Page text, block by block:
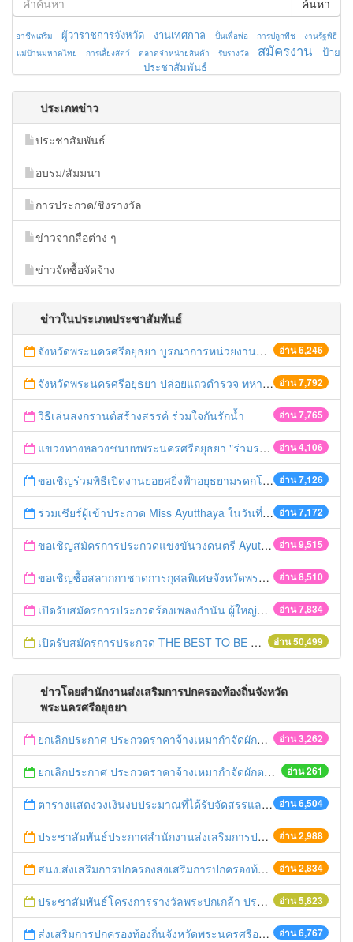
ค้นหา
อาชีพเสริม ผู้ว่าราชการจังหวัด งานเทศกาล ปั่นเพื่อพ่อ การปลูกพืช
งานรัฐพิธี
แม่บ้านมหาดไทย
การเลี้ยงสัตว์ ตลาดจำหน่ายสินค้า รับรางวัล สมัครงาน
ป้าย
ประชาสัมพันธ์
ประเภทข่าว
ประชาสัมพันธ์
อบรม/สัมมนา
การประกวด/ชิงรางวัล
ข่าวจากสือต่าง ๆ
ข่าวจัดซื้อจัดจ้าง
ข่าวในประเภทประชาสัมพันธ์
อ่าน 6,246
จังหวัดพระนครศรีอยุธยา บูรณาการหน่วยงานที่เกี่ยวข้อง ลงพื้นที่จัดระเบียบและดำเนินมาตรการตามบทลงโทษสูงสุดกับผู้ประกอบการร้านค้าที่ยังฝ่าฝืนตั้งร้านค้ารุกล้ำเขตพื้นที่ทางหลวง เตรียมความปลอดภัยก่อนเทศกาลสงกรานต์
อ่าน 7,792
จังหวัดพระนครศรีอยุธยา ปล่อยแถวตำรวจ ทหาร ฝ่ายปกครอง กว่า 100 นาย ตรวจเข้มท่ารถสาธารณะ สถานีขนส่งรถโดยสาร วินรถตู้ และสถานีรถไฟ เตรียมรับมือเทศกาลสงกรานต์
อ่าน 7,765
วิธีเล่นสงกรานต์สร้างสรรค์ ร่วมใจกันรักน้ำ
อ่าน 4,106
แขวงทางหลวงชนบทพระนครศรีอยุธยา "ร่วมรณรงค์ ขับช้า เปิดไฟหน้า คาดเข็มขัด" เทศกาลสงกรานต์ ปี 2561
อ่าน 7,126
ขอเชิญร่วมพิธีเปิดงานยอยศยิ่งฟ้าอยุธยามรดกโลก
อ่าน 7,172
ร่วมเชียร์ผู้เข้าประกวด Miss Ayutthaya ในวันที่ 15 ธันวาคม 2560
อ่าน 9,515
ขอเชิญสมัครการประกวดแข่งขันวงดนตรี Ayutthaya battle of the bands
อ่าน 8,510
ขอเชิญซื้อสลากกาชาดการกุศลพิเศษจังหวัดพระนครศรีอยุธยา 2560
อ่าน 7,834
เปิดรับสมัครการประกวดร้องเพลงกำนัน ผู้ใหญ่บ้าน ฯลฯ
อ่าน 50,499
เปิดรับสมัครการประกวด THE BEST TO BE NUMBER ONE
ข่าวโดยสำนักงานส่งเสริมการปกครองท้องถิ่นจังหวัด
พระนครศรีอยุธยา
อ่าน 3,262
ยกเลิกประกาศ ประกวดราคาจ้างเหมากำจัดผักตบชวา วัชพืชอื่น ๆ และขุดลอกคลอง โครงการพิทักษ์รักษาแม่น้ำ คู คลอง และเพิ่มพื้นที่สีเขียว เพื่อเฉลิมพระเกียรติสมเด็จพระเทพรัตนราชสุดาฯ สยามบรมราชกุมารี ทรงมีพระชนมายุครบ 60 พรรษา ในวันที่ 2 เมษายน 2558 ด้วยวิธีประกวดราคาอิเล็กทรอนิกส์ (e-bidding) ครั้งที่ 2
อ่าน 261
ยกเลิกประกาศ ประกวดราคาจ้างเหมากำจัดผักตบชวา วัชพืชอื่น ๆ และขุดลอกคลอง โครงการพิทักษ์รักษาแม่น้ำ คู คลอง และเพิ่มพื้นที่สีเขียว เพื่อเฉลิมพระเกียรติสมเด็จพระเทพรัตนราชสุดาฯ สยามบรมราชกุมารี ทรงมีพระชนมายุครบ 60 พรรษา ในวันที่ 2 เมษายน 2558 ด้วยวิธีประกวดราคาอิเล็กทรอนิกส์ (e-bidding)
อ่าน 6,504
ตารางแสดงวงเงินงบประมาณที่ได้รับจัดสรรและราคากลางในงานจ้างก่อสร้าง จ้างเหมากำจัดผักตบชวา วัชพืชอื่น ๆ และขุดลอกคลอง โครงการพิทักษ์รักษาแม่น้ำ คู คลอง และเพิ่มพื้นที่สีเขียว เพื่อเฉลิมพระเกียรติสมเด็จพระเทพรัตนราชสุดาฯ สยามบรมราชกุมารี ทรงมีพระชนมายุครบ 60 พรรษา ในวันที่ 2 เมษายน 2558
อ่าน 2,988
ประชาสัมพันธ์ประกาศสำนักงานส่งเสริมการปกครองท้องถิ่นจังหวัดพระนครศรีอยุธยาเรื่อสอบราคาซื้อเครื่องปรับอากาศ แบบแยกส่วน ชนิดแขวน มีระบบฟอกอากาศ ฯ
อ่าน 2,834
สนง.ส่งเสริมการปกครองส่งเสริมการปกครองท้องถิ่นจังหวัดออกเยี่ยมเยียนผู้สูงอายุ 99 ปี ขึ้นไป ปี 2556
อ่าน 5,823
ประชาสัมพันธ์โครงการรางวัลพระปกเกล้า ประจำปี 2556
อ่าน 6,767
ส่งเสริมการปกครองท้องถิ่นจังหวัดพระนครศรีอยุธยา จะเป็นเจ้าภาพทอดกฐินสามัคคี ณ วัดจันทร์ประเทศ ในอาทิตย์ที่ 16 ตุลาคม 2554